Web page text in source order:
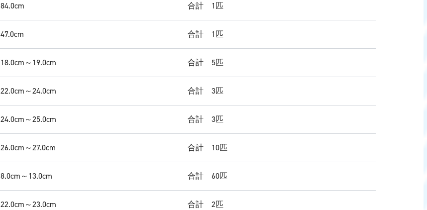
84.0cm 合計 1匹
47.0cm 合計 1匹
18.0cm～19.0cm 合計 5匹
22.0cm～24.0cm 合計 3匹
24.0cm～25.0cm 合計 3匹
26.0cm～27.0cm 合計 10匹
8.0cm～13.0cm 合計 60匹
22.0cm～23.0cm 合計 2匹